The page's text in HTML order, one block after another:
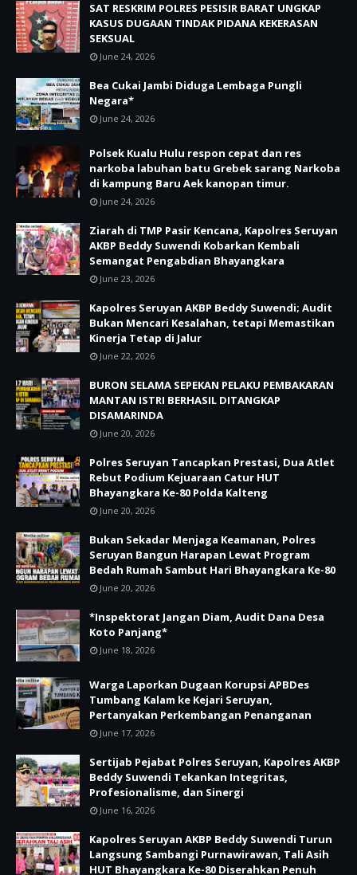
SAT RESKRIM POLRES PESISIR BARAT UNGKAP
KASUS DUGAAN TINDAK PIDANA KEKERASAN
SEKSUAL
June 24, 2026
Bea Cukai Jambi Diduga Lembaga Pungli
Negara*
June 24, 2026
Polsek Kualu Hulu respon cepat dan res
narkoba labuhan batu Grebek sarang Narkoba
di kampung Baru Aek kanopan timur.
June 24, 2026
Ziarah di TMP Pasir Kencana, Kapolres Seruyan
AKBP Beddy Suwendi Kobarkan Kembali
Semangat Pengabdian Bhayangkara
June 23, 2026
Kapolres Seruyan AKBP Beddy Suwendi; Audit
Bukan Mencari Kesalahan, tetapi Memastikan
Kinerja Tetap di Jalur
June 22, 2026
BURON SELAMA SEPEKAN PELAKU PEMBAKARAN
MANTAN ISTRI BERHASIL DITANGKAP
DISAMARINDA
June 20, 2026
Polres Seruyan Tancapkan Prestasi, Dua Atlet
Rebut Podium Kejuaraan Catur HUT
Bhayangkara Ke-80 Polda Kalteng
June 20, 2026
Bukan Sekadar Menjaga Keamanan, Polres
Seruyan Bangun Harapan Lewat Program
Bedah Rumah Sambut Hari Bhayangkara Ke-80
June 20, 2026
*Inspektorat Jangan Diam, Audit Dana Desa
Koto Panjang*
June 18, 2026
Warga Laporkan Dugaan Korupsi APBDes
Tumbang Kalam ke Kejari Seruyan,
Pertanyakan Perkembangan Penanganan
June 17, 2026
Sertijab Pejabat Polres Seruyan, Kapolres AKBP
Beddy Suwendi Tekankan Integritas,
Profesionalisme, dan Sinergi
June 16, 2026
Kapolres Seruyan AKBP Beddy Suwendi Turun
Langsung Sambangi Purnawirawan, Tali Asih
HUT Bhayangkara Ke-80 Diserahkan Penuh